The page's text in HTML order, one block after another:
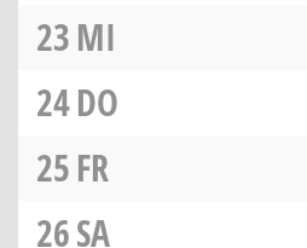
23MI
24DO
25FR
26SA